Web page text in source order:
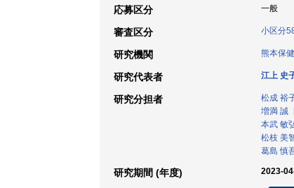
応募区分 一般
審査区分 小区分
研究機関 熊本保
研究代表者 江上 史
研究分担者 松成 裕
増満 誠
本武 敏
松枝 美
葛島 慎
研究期間 (年度) 2023-